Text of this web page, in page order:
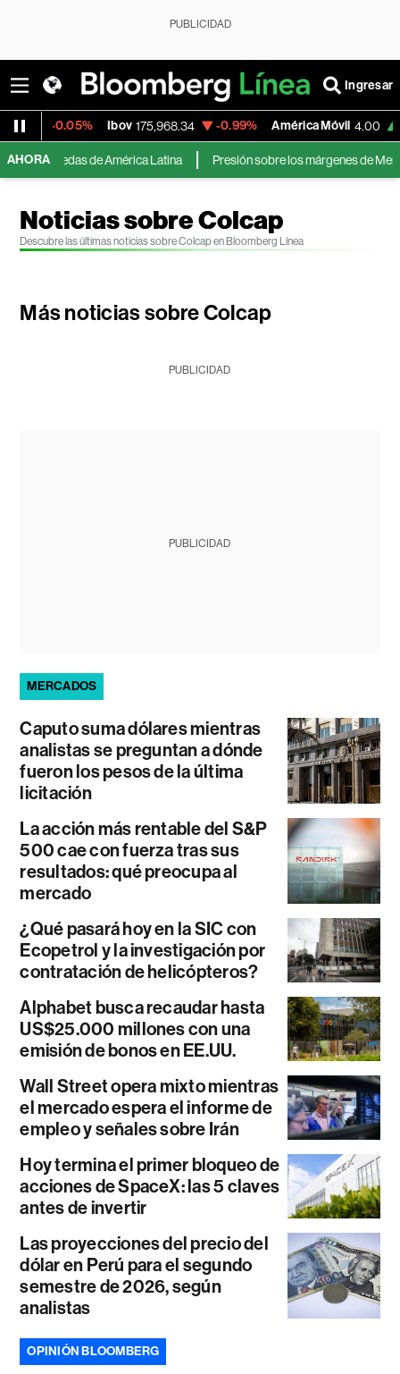
PUBLICIDAD
Ingresar
Ibov 175,968.34 -0.99% América Móvil 4.00 +8.99%
AHORAde América Latina Presión sobre los márgenes de
Noticias sobre Colcap
Descubre las últimas noticias sobre Colcap en Bloomberg Línea
Más noticias sobre Colcap
PUBLICIDAD
PUBLICIDAD
MERCADOS
Caputo suma dólares mientras
analistas se preguntan a dónde
fueron los pesos de la última
licitación
La acción más rentable del S&P
500 cae con fuerza tras sus
resultados: qué preocupa al
mercado
¿Qué pasará hoy en la SIC con
Ecopetrol y la investigación por
contratación de helicópteros?
Alphabet busca recaudar hasta
US$25.000 millones con una
emisión de bonos en EE.UU.
Wall Street opera mixto mientras
el mercado espera el informe de
empleo y señales sobre Irán
Hoy termina el primer bloqueo de
acciones de SpaceX: las 5 claves
antes de invertir
Las proyecciones del precio del
dólar en Perú para el segundo
semestre de 2026, según
analistas
OPINIÓN BLOOMBERG